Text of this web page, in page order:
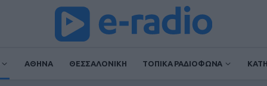
ΑΘΗΝΑ ΘΕΣΣΑΛΟΝΙΚΗ ΤΟΠΙΚΑ ΡΑΔΙΟΦΩΝΑ